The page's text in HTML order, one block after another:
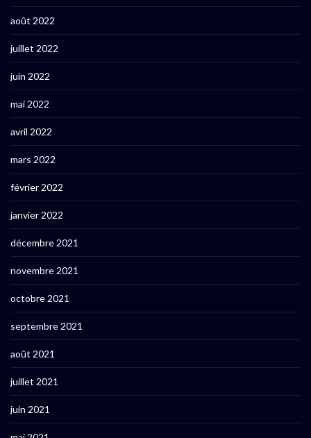
août 2022
juillet 2022
juin 2022
mai 2022
avril 2022
mars 2022
février 2022
janvier 2022
décembre 2021
novembre 2021
octobre 2021
septembre 2021
août 2021
juillet 2021
juin 2021